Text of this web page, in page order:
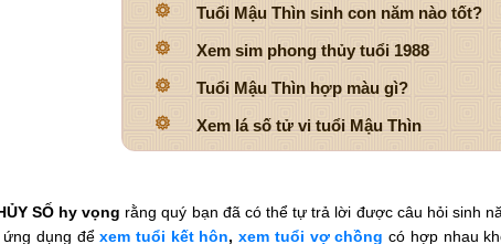
Tuổi Mậu Thìn sinh con năm nào tốt?
Xem sim phong thủy tuổi 1988
Tuổi Mậu Thìn hợp màu gì?
Xem lá số tử vi tuổi Mậu Thìn
SỐ hy vọng rằng quý bạn đã có thể tự trả lời được câu hỏi sinh
ứng dụng đểxem tuổi kết hôn,xem tuổi vợ chồng có hợp nhau